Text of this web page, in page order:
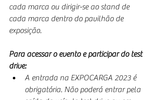
cada marca ou dirigir-se ao stand de
cada marca dentro do pavilhão de
exposição.
Para acessar o evento e participar do test
drive:
A entrada na EXPOCARGA 2023 é
obrigatória. Não poderá entrar pela